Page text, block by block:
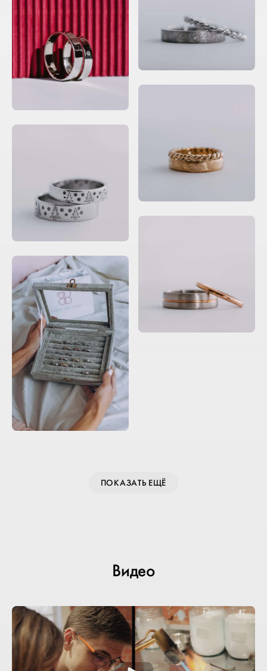
ПОКАЗАТЬ ЕЩЁ
Видео